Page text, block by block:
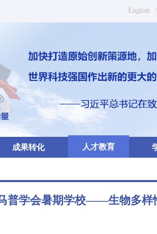
English /
成果转化 人才教育
普学会暑期学校——生物多样